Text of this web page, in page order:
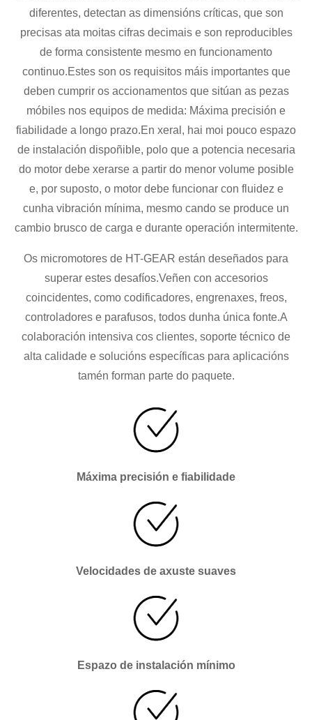
diferentes, detectan as dimensións críticas, que son
precisas ata moitas cifras decimais e son reproducibles
de forma consistente mesmo en funcionamento
continuo.Estes son os requisitos máis importantes que
deben cumprir os accionamentos que sitúan as pezas
móbiles nos equipos de medida: Máxima precisión e
fiabilidade a longo prazo.En xeral, hai moi pouco espazo
de instalación dispoñible, polo que a potencia necesaria
do motor debe xerarse a partir do menor volume posible
e, por suposto, o motor debe funcionar con fluidez e
cunha vibración mínima, mesmo cando se produce un
cambio brusco de carga e durante operación intermitente.
Os micromotores de HT-GEAR están deseñados para
superar estes desafíos.Veñen con accesorios
coincidentes, como codificadores, engrenaxes, freos,
controladores e parafusos, todos dunha única fonte.A
colaboración intensiva cos clientes, soporte técnico de
alta calidade e solucións específicas para aplicacións
tamén forman parte do paquete.
Máxima precisión e fiabilidade
Velocidades de axuste suaves
Espazo de instalación mínimo